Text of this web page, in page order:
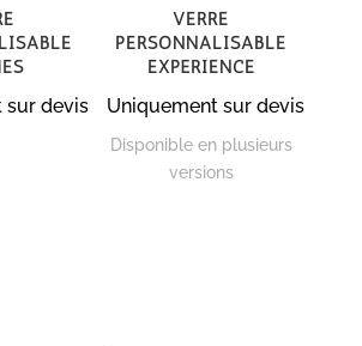
sur devis
Verre
personnalisable
Expérience
Uniquement sur devis
Disponible en plusieurs
versions